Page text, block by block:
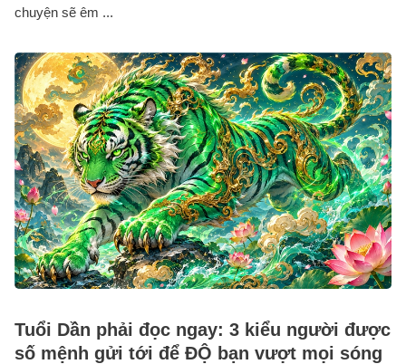
chuyện sẽ êm ...
Tuổi Dần phải đọc ngay: 3 kiểu người được
số mệnh gửi tới để ĐỘ bạn vượt mọi sóng